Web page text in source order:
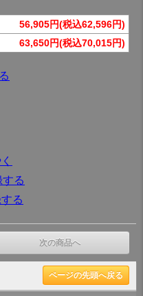
56,905円(税込62,596円)
63,650円(税込70,015円)
る
る
次の商品へ
ページの先頭へ戻る